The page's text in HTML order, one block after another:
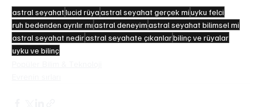
astral seyahatlucid rüyaastral seyahat gerçek miuyku felci
ruh bedenden ayrılır mıastral deneyimastral seyahat bilimsel mi
astral seyahat nedirastral seyahate çıkanlarbilinç ve rüyalar
uyku ve bilinç